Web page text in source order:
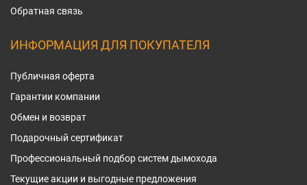
Обратная связь
ИНФОРМАЦИЯ ДЛЯ ПОКУПАТЕЛЯ
Публичная оферта
Гарантии компании
Обмен и возврат
Подарочный сертификат
Профессиональный подбор систем дымохода
Текущие акции и выгодные предложения